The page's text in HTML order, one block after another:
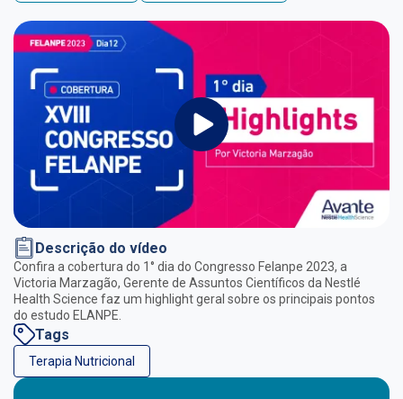
Descrição do vídeo
Confira a cobertura do 1° dia do Congresso Felanpe 2023, a
Victoria Marzagão, Gerente de Assuntos Científicos da Nestlé
Health Science faz um highlight geral sobre os principais pontos
do estudo ELANPE.
Tags
Terapia Nutricional